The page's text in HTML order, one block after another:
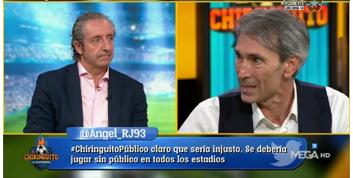
El Chiringuito
Madrid
Publicado:03 de junio de 2020, 02:52